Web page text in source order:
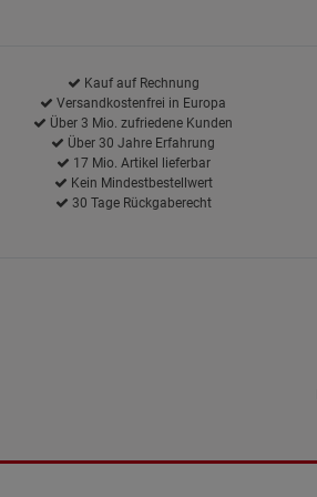
Kauf auf Rechnung
Versandkostenfrei in Europa
Über 3 Mio. zufriedene Kunden
Über 30 Jahre Erfahrung
17 Mio. Artikel lieferbar
Kein Mindestbestellwert
30 Tage Rückgaberecht